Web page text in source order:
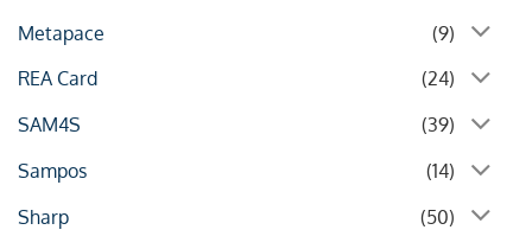
Metapace
(9)
REA Card
(24)
SAM4S
(39)
Sampos
(14)
Sharp
(50)